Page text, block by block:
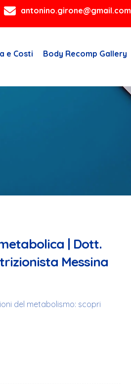
antonino.girone@gmail.com
e Costi Body Recomp Gallery
| Dott.
Messina
del metabolismo: scopri